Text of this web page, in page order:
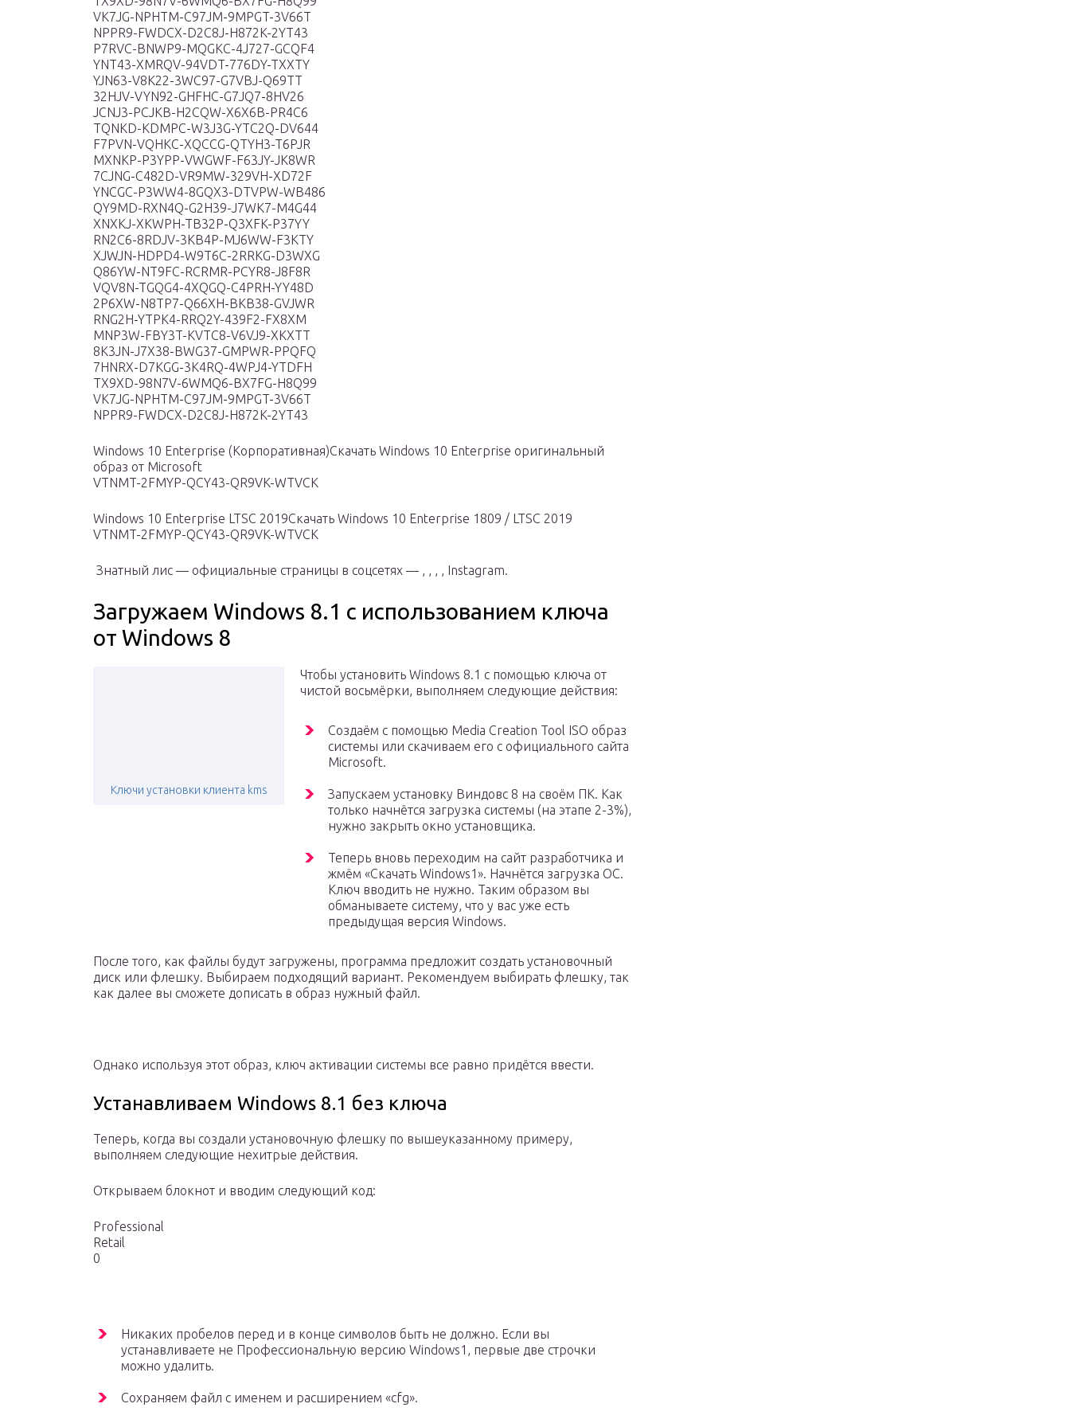
VK7JG-NPHTM-C97JM-9MPGT-3V66T
NPPR9-FWDCX-D2C8J-H872K-2YT43
P7RVC-BNWP9-MQGKC-4J727-GCQF4
YNT43-XMRQV-94VDT-776DY-TXXTY
YJN63-V8K22-3WC97-G7VBJ-Q69TT
32HJV-VYN92-GHFHC-G7JQ7-8HV26
JCNJ3-PCJKB-H2CQW-X6X6B-PR4C6
TQNKD-KDMPC-W3J3G-YTC2Q-DV644
F7PVN-VQHKC-XQCCG-QTYH3-T6PJR
MXNKP-P3YPP-VWGWF-F63JY-JK8WR
7CJNG-C482D-VR9MW-329VH-XD72F
YNCGC-P3WW4-8GQX3-DTVPW-WB486
QY9MD-RXN4Q-G2H39-J7WK7-M4G44
XNXKJ-XKWPH-TB32P-Q3XFK-P37YY
RN2C6-8RDJV-3KB4P-MJ6WW-F3KTY
XJWJN-HDPD4-W9T6C-2RRKG-D3WXG
Q86YW-NT9FC-RCRMR-PCYR8-J8F8R
VQV8N-TGQG4-4XQGQ-C4PRH-YY48D
2P6XW-N8TP7-Q66XH-BKB38-GVJWR
RNG2H-YTPK4-RRQ2Y-439F2-FX8XM
MNP3W-FBY3T-KVTC8-V6VJ9-XKXTT
8K3JN-J7X38-BWG37-GMPWR-PPQFQ
7HNRX-D7KGG-3K4RQ-4WPJ4-YTDFH
TX9XD-98N7V-6WMQ6-BX7FG-H8Q99
VK7JG-NPHTM-C97JM-9MPGT-3V66T
NPPR9-FWDCX-D2C8J-H872K-2YT43
Windows 10 Enterprise (Корпоративная)Скачать Windows 10 Enterprise оригинальный
образ от Microsoft
VTNMT-2FMYP-QCY43-QR9VK-WTVCK
Windows 10 Enterprise LTSC 2019Скачать Windows 10 Enterprise 1809 / LTSC 2019
VTNMT-2FMYP-QCY43-QR9VK-WTVCK
️ Знатный лис — официальные страницы в соцсетях — , , , , Instagram.
Загружаем Windows 8.1 c использованием ключа
от Windows 8
Ключи установки клиента kms
Чтобы установить Windows 8.1 с помощью ключа от
чистой восьмёрки, выполняем следующие действия:
Создаём с помощью Media Creation Tool ISO образ
системы или скачиваем его с официального сайта
Microsoft.
Запускаем установку Виндовс 8 на своём ПК. Как
только начнётся загрузка системы (на этапе 2-3%),
нужно закрыть окно установщика.
Теперь вновь переходим на сайт разработчика и
жмём «Скачать Windows1». Начнётся загрузка ОС.
Ключ вводить не нужно. Таким образом вы
обманываете систему, что у вас уже есть
предыдущая версия Windows.
После того, как файлы будут загружены, программа предложит создать установочный
диск или флешку. Выбираем подходящий вариант. Рекомендуем выбирать флешку, так
как далее вы сможете дописать в образ нужный файл.
Однако используя этот образ, ключ активации системы все равно придётся ввести.
Устанавливаем Windows 8.1 без ключа
Теперь, когда вы создали установочную флешку по вышеуказанному примеру,
выполняем следующие нехитрые действия.
Открываем блокнот и вводим следующий код:
Professional
Retail
0
Никаких пробелов перед и в конце символов быть не должно. Если вы
устанавливаете не Профессиональную версию Windows1, первые две строчки
можно удалить.
Сохраняем файл с именем и расширением «cfg».